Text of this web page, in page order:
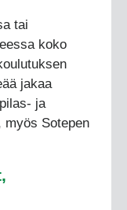
tai
koko
jakaa
ja
myös Sotepen